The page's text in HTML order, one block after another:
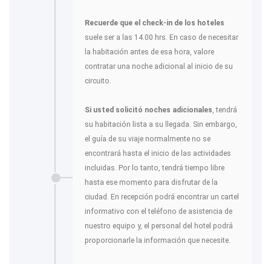
Recuerde que el check-in de los hoteles
suele ser a las 14.00 hrs. En caso de necesitar
la habitación antes de esa hora, valore
contratar una noche adicional al inicio de su
circuito.
Si usted solicitó noches adicionales, tendrá
su habitación lista a su llegada. Sin embargo,
el guía de su viaje normalmente no se
encontrará hasta el inicio de las actividades
incluidas. Por lo tanto, tendrá tiempo libre
hasta ese momento para disfrutar de la
ciudad. En recepción podrá encontrar un cartel
informativo con el teléfono de asistencia de
nuestro equipo y, el personal del hotel podrá
proporcionarle la información que necesite.